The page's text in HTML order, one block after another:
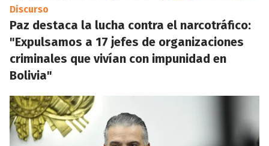
Discurso
Paz destaca la lucha contra el narcotráfico:
"Expulsamos a 17 jefes de organizaciones
criminales que vivían con impunidad en
Bolivia"